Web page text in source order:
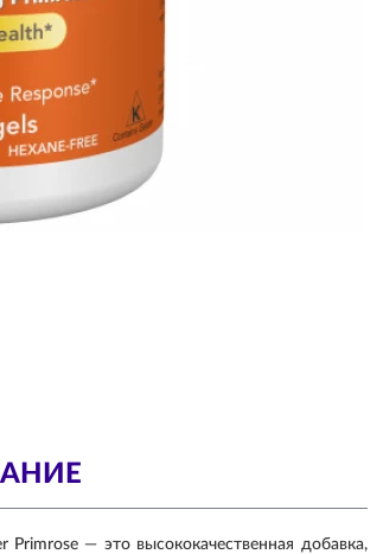
Primrose — это высококачественная добавка,